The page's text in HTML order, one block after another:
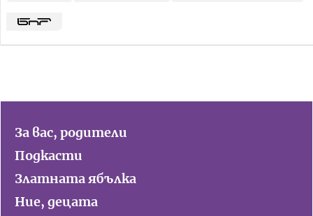
За вас, родители
Подкасти
Златната ябълка
Ние, децата